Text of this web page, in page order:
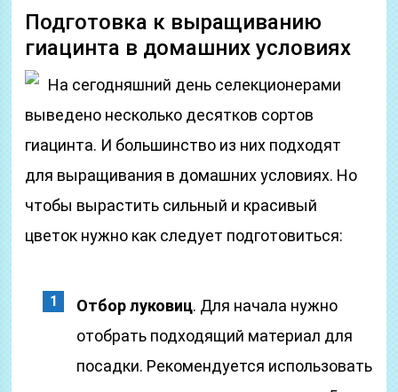
Подготовка к выращиванию
гиацинта в домашних условиях
На сегодняшний день селекционерами
выведено несколько десятков сортов
гиацинта. И большинство из них подходят
для выращивания в домашних условиях. Но
чтобы вырастить сильный и красивый
цветок нужно как следует подготовиться:
Отбор луковиц. Для начала нужно
отобрать подходящий материал для
посадки. Рекомендуется использовать